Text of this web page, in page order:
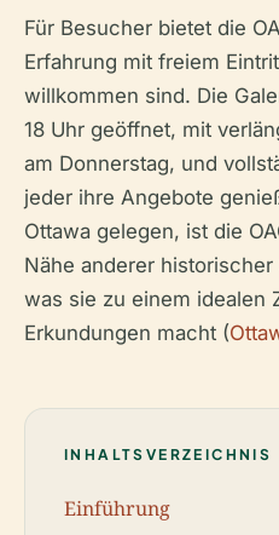
Für Besucher bietet die
Erfahrung mit freiem
willkommen sind. Die
18 Uhr geöffnet, mit
am Donnerstag, und
jeder ihre Angebote
Ottawa gelegen, ist die
Nähe anderer
was sie zu einem idealen
Erkundungen macht (
INHALTSVERZEICHNIS
Einführung